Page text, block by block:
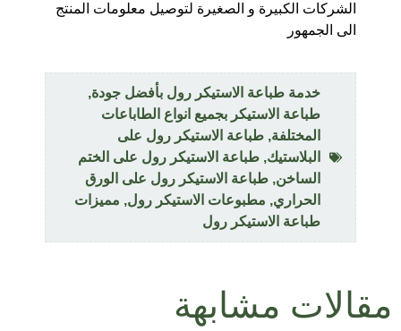
الشركات الكبيرة و الصغيرة لتوصيل معلومات المنتج
الى الجمهور
خدمة طباعة الاستيكر رول بأفضل جودة,
طباعة الاستيكر بجميع انواع الطاباعات
المختلفة, طباعة الاستيكر رول على
البلاستيك, طباعة الاستيكر رول على الختم
الساخن, طباعة الاستيكر رول على الورق
الحراري, مطبوعات الاستيكر رول, مميزات
طباعة الاستيكر رول
مقالات مشابهة